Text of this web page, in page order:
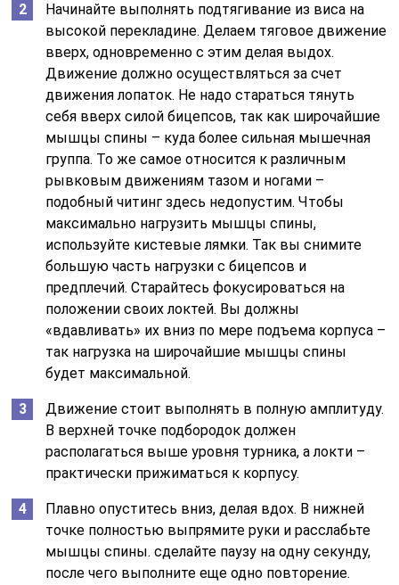
Начинайте выполнять подтягивание из виса на
высокой перекладине. Делаем тяговое движение
вверх, одновременно с этим делая выдох.
Движение должно осуществляться за счет
движения лопаток. Не надо стараться тянуть
себя вверх силой бицепсов, так как широчайшие
мышцы спины – куда более сильная мышечная
группа. То же самое относится к различным
рывковым движениям тазом и ногами –
подобный читинг здесь недопустим. Чтобы
максимально нагрузить мышцы спины,
используйте кистевые лямки. Так вы снимите
большую часть нагрузки с бицепсов и
предплечий. Старайтесь фокусироваться на
положении своих локтей. Вы должны
«вдавливать» их вниз по мере подъема корпуса –
так нагрузка на широчайшие мышцы спины
будет максимальной.
Движение стоит выполнять в полную амплитуду.
В верхней точке подбородок должен
располагаться выше уровня турника, а локти –
практически прижиматься к корпусу.
Плавно опуститесь вниз, делая вдох. В нижней
точке полностью выпрямите руки и расслабьте
мышцы спины. сделайте паузу на одну секунду,
после чего выполните еще одно повторение.